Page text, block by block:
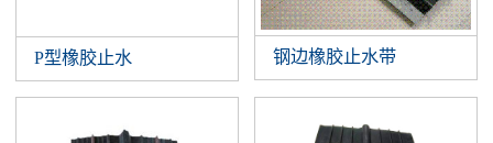
P型橡胶止水 钢边橡胶止水带